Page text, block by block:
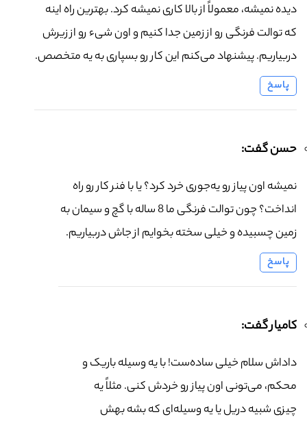
دیده نمیشه، معمولاً از بالا کاری نمیشه کرد. بهترین راه اینه
که توالت فرنگی رو از زمین جدا کنیم و اون شیء رو از زیرش
دربیاریم. پیشنهاد می‌کنم این کار رو بسپاری به یه متخصص.
پاسخ
حسن گفت:
نمیشه اون پیاز رو یه‌جوری خرد کرد؟ یا با فنر کار رو راه
انداخت؟ چون توالت فرنگی ما 8 ساله با گچ و سیمان به
زمین چسبیده و خیلی سخته بخوایم از جاش دربیاریم.
پاسخ
کامیار گفت:
داداش سلام خیلی ساده‌ست! با یه وسیله باریک و
محکم، می‌تونی اون پیاز رو خردش کنی. مثلاً یه
چیزی شبیه دریل یا یه وسیله‌ای که بشه بهش